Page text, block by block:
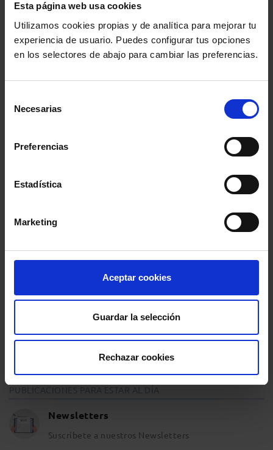
Esta página web usa cookies
Utilizamos cookies propias y de analítica para mejorar tu
experiencia de usuario. Puedes configurar tus opciones
en los selectores de abajo para cambiar las preferencias.
Necesarias
Preferencias
Estadística
Marketing
Aceptar cookies
Guardar la selección
Rechazar cookies
abogacía como una herramienta de trascendencia y
transformación social a través de su compromiso con
los derechos humanos.
Comparte:
Sala de Prensa
PUBLICACIONES PARA ESTAR AL DÍA
Newsletters
Suscríbete a nuestros Newsletters